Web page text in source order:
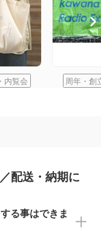
内覧会 周年・創
配送・納期に
る事はできま